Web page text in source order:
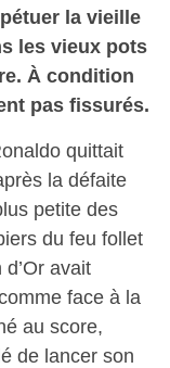
la vieille
les vieux pots
À condition
pas fissurés.
quittait
la défaite
petite des
du feu follet
avait
face à la
au score,
de lancer son